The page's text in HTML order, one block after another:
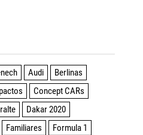
Audi
Berlinas
Concept CARs
Dakar 2020
Familiares
Formula 1